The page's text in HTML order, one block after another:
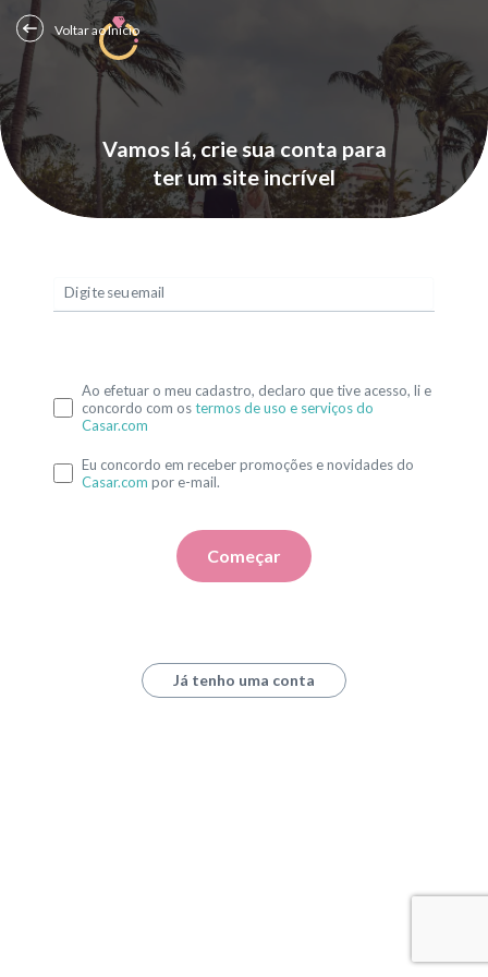
Vamos lá, crie sua conta para
ter um site incrível
Voltar ao Início
Digite seu email
Ao efetuar o meu cadastro, declaro que tive acesso, li e
concordo com ostermos de uso e serviços do
Casar.com
Eu concordo em receber promoções e novidades do
Casar.com por e-mail.
Começar
Já tenho uma conta